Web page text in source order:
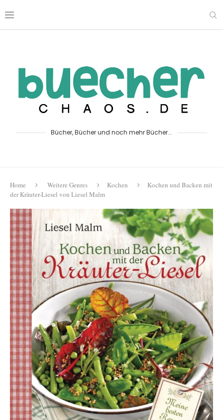
Bücher, Bücher und noch mehr Bücher...
Home Weitere Genres Kochen
Kochen und Backen mit
der Kräuter-Liesel von Liesel Malm